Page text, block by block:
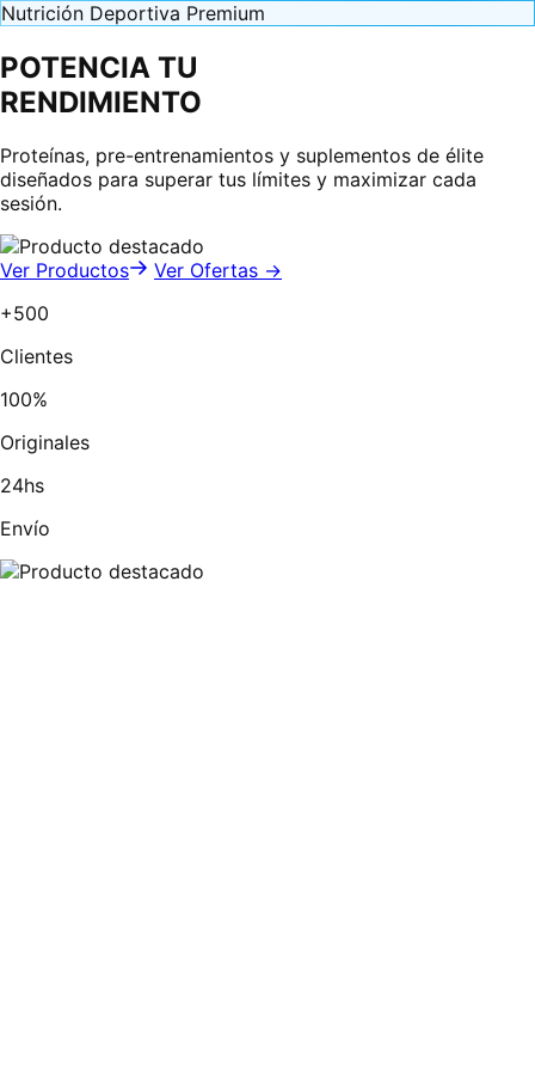
Nutrición Deportiva Premium
POTENCIA TU
RENDIMIENTO
Proteínas, pre-entrenamientos y suplementos de élite
diseñados para superar tus límites y maximizar cada
sesión.
Ver Productos
Ver Ofertas →
+500
Clientes
100%
Originales
24hs
Envío